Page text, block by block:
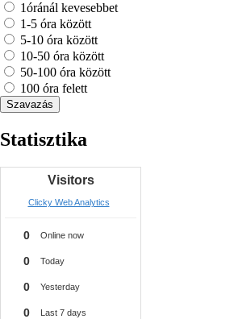
1óránál kevesebbet
1-5 óra között
5-10 óra között
10-50 óra között
50-100 óra között
100 óra felett
Statisztika